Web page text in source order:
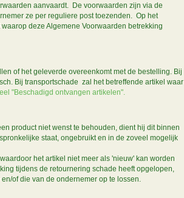
aanvaardt. De voorwaarden zijn via de
ze per reguliere post toezenden. Op het
deze Algemene Voorwaarden betrekking
of het geleverde overeenkomt met de bestelling. Bij
Bij transportschade zal het betreffende artikel waar
"Beschadigd ontvangen artikelen".
product niet wenst te behouden, dient hij dit binnen
staat, ongebruikt en in de zoveel mogelijk
het artikel niet meer als 'nieuw' kan worden
tijdens de retournering schade heeft opgelopen,
of die van de ondernemer op te lossen.